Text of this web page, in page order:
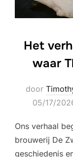
Het
waar
door
05/17/
Ons verhaal
brouwerij De
geschiedenis